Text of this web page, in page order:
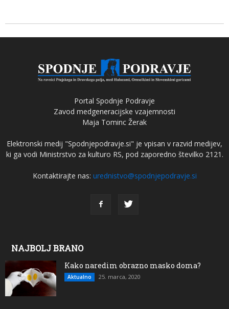
Portal Spodnje Podravje
Zavod medgeneracijske vzajemnosti
Maja Tominc Žerak
Elektronski medij "Spodnjepodravje.si" je vpisan v razvid medijev,
ki ga vodi Ministrstvo za kulturo RS, pod zaporedno številko 2121.
Kontaktirajte nas: urednistvo@spodnjepodravje.si
NAJBOLJ BRANO
Kako naredim obrazno masko doma?
Aktualno 25. marca, 2020